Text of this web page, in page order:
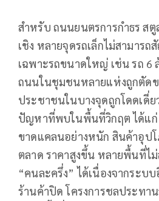
สำหรับ ถนนยนตรการกำธร ส
เชิง หลายจุดรถเล็กไม่สามารถ
เฉพาะรถขนาดใหญ่ เช่น รถ 6
ถนนในชุมชนหลายแห่งถูกตัดข
ประชาชนในบางจุดถูกโดดเดี่
ปัญหาที่พบในพื้นที่วิกฤต ได้แก่
ขาดแคลนอย่างหนัก สินค้าอุป
ตลาด ราคาสูงขึ้น หลายพื้นที่ไ
“คนละครึ่ง” ได้เนื่องจากระบ
ร้านค้าปิด โครงการชลประทา